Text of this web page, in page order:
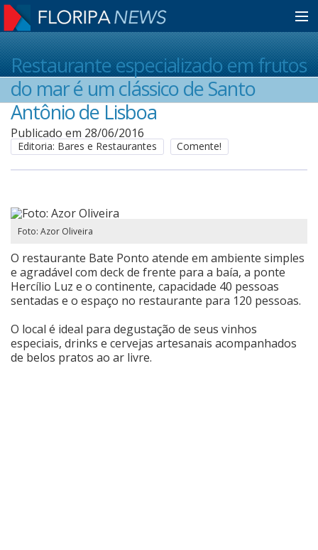
Home
Notícias
Colunistas
Anuncie
Cinema
Restaurante especializado em frutos
do mar é um clássico de Santo
Antônio de Lisboa
Publicado em 28/06/2016
Editoria: Bares e Restaurantes Comente!
Foto: Azor Oliveira
O restaurante Bate Ponto atende em ambiente simples
e agradável com deck de frente para a baía, a ponte
Hercílio Luz e o continente, capacidade 40 pessoas
sentadas e o espaço no restaurante para 120 pessoas.
O local é ideal para degustação de seus vinhos
especiais, drinks e cervejas artesanais acompanhados
de belos pratos ao ar livre.